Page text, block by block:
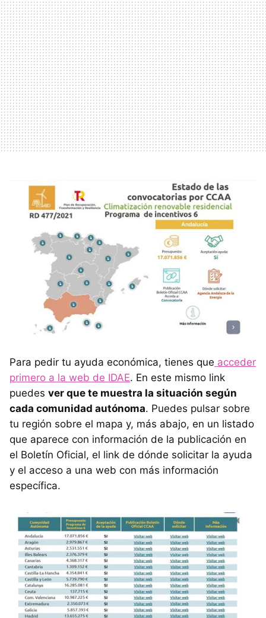
Para pedir tu ayuda económica, tienes que acceder
primero a la web de IDAE. En este mismo link
puedes ver que te muestra la situación según
cada comunidad autónoma. Puedes pulsar sobre
tu región sobre el mapa y, más abajo, en un listado
que aparece con información de la publicación en
el Boletín Oficial, el link de dónde solicitar la ayuda
y el acceso a una web con más información
específica.